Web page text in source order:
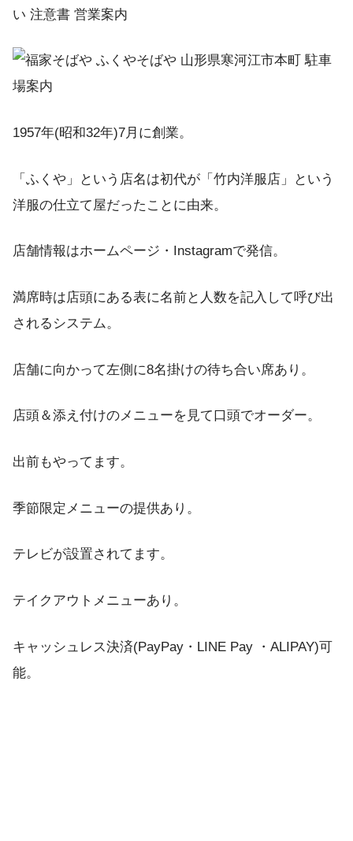
1957年(昭和32年)7月に創業。
「ふくや」という店名は初代が「竹内洋服店」という
洋服の仕立て屋だったことに由来。
店舗情報はホームページ・Instagramで発信。
満席時は店頭にある表に名前と人数を記入して呼び出
されるシステム。
店舗に向かって左側に8名掛けの待ち合い席あり。
店頭＆添え付けのメニューを見て口頭でオーダー。
出前もやってます。
季節限定メニューの提供あり。
テレビが設置されてます。
テイクアウトメニューあり。
キャッシュレス決済(PayPay・LINE Pay ・ALIPAY)可
能。